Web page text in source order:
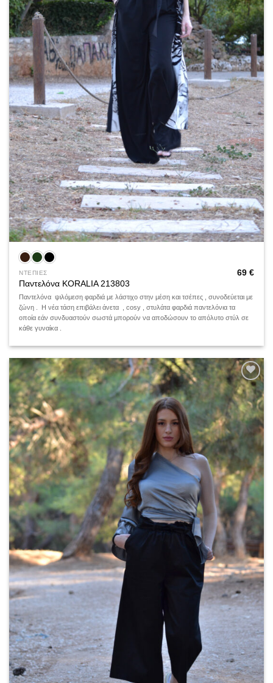
ΝΤΕΠΙΕΣ
Παντελόνα KORALIA 213803
69 €
Παντελόνα ψιλόμεση φαρδιά με λάστιχο στην μέση και τσέπες , συνοδεύεται με
ζώνη . Η νέα τάση επιβάλει άνετα , cosy , στυλάτα φαρδιά παντελόνια τα
οποία εάν συνδυαστούν σωστά μπορούν να αποδώσουν το απόλυτο στύλ σε
κάθε γυναίκα .
Add to
wishlist